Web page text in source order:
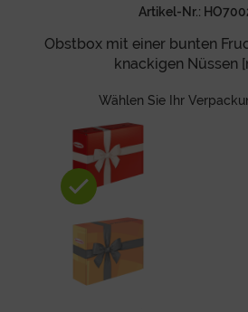
Artikel-Nr.:
Obstbox mit einer bunten
knackigen Nüssen
Wählen Sie Ihr